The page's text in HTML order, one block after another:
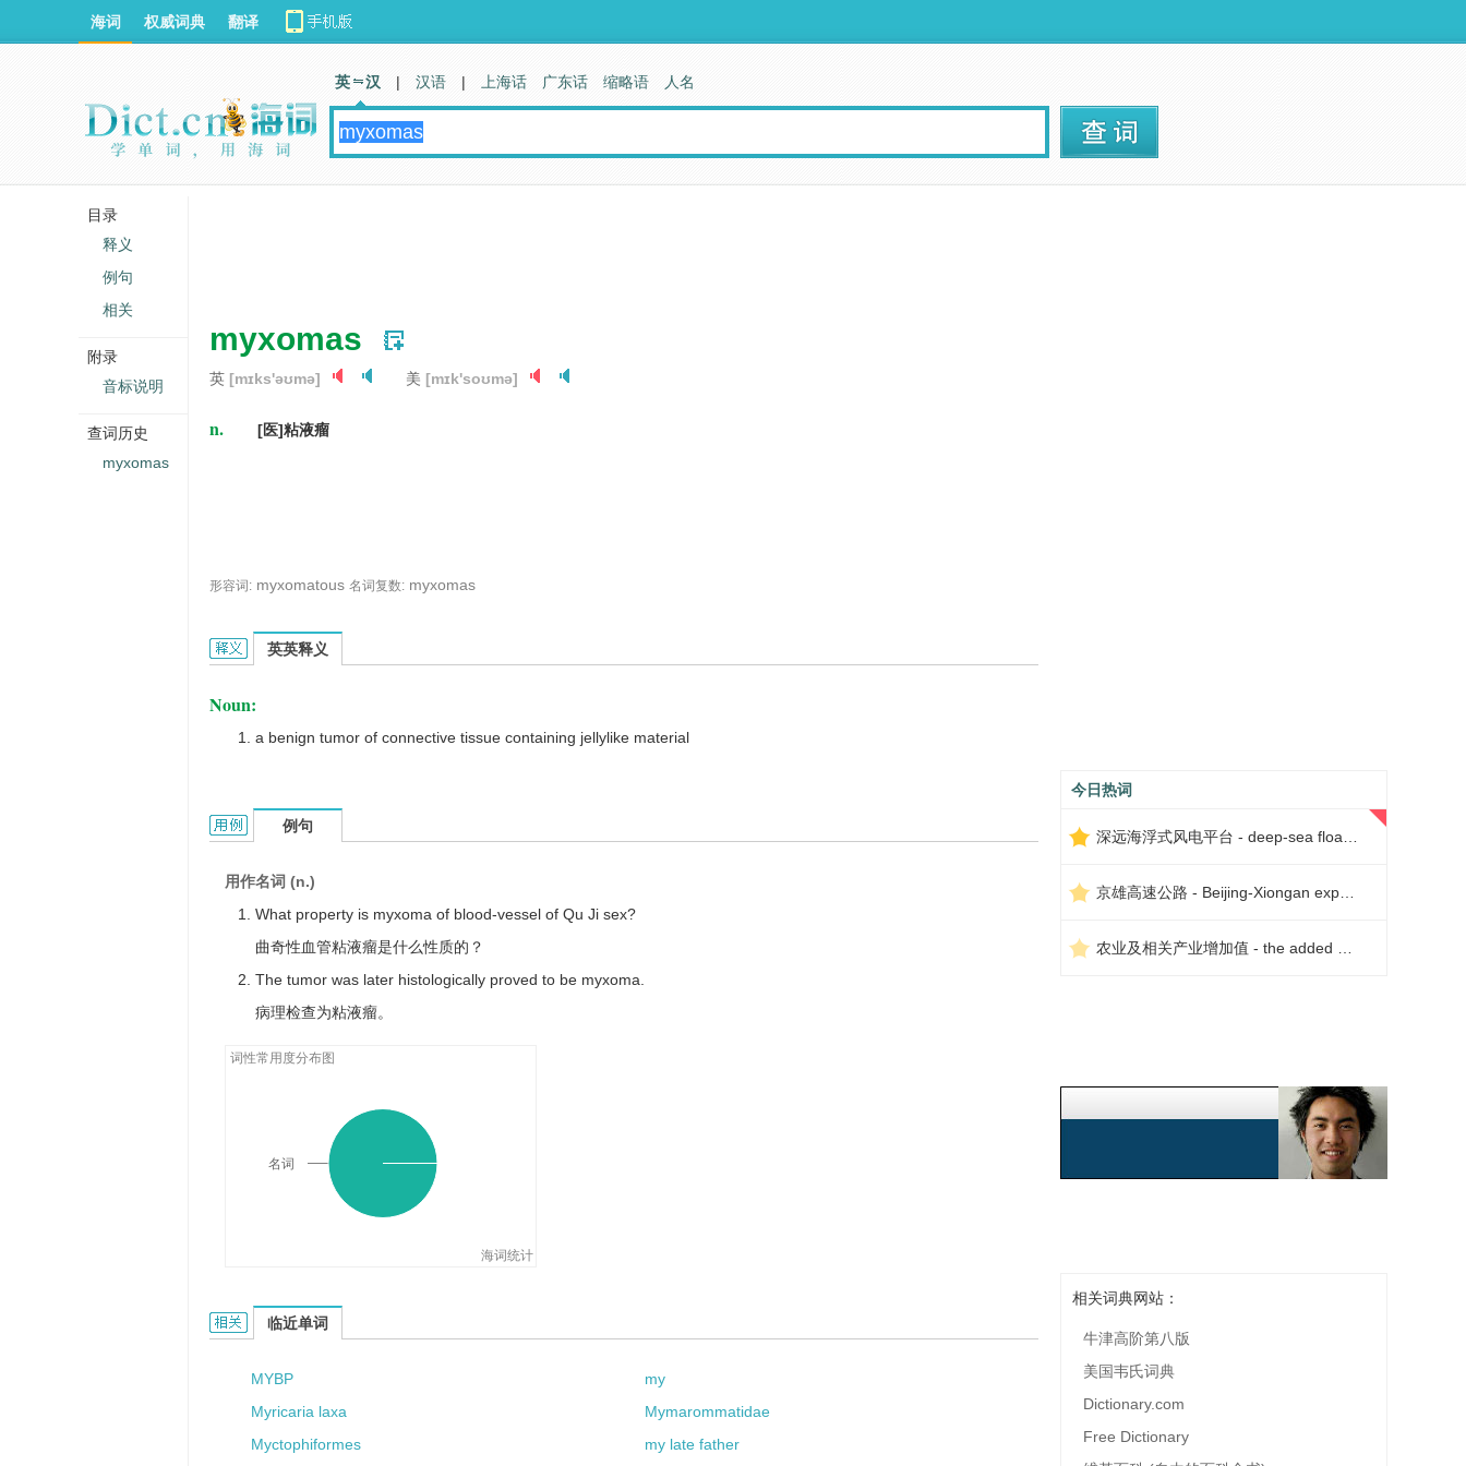
myxomas
英 [mɪks'əʊmə] 美 [mɪk'soʊmə]
n. [医]粘液瘤
形容词: myxomatous 名词复数: myxomas
myxoma的英文翻译是什么意思，词典释义与在线翻译：
英英释义
Noun:
a benign tumor of connective tissue containing jellylike material
myxoma的用法和样例：
例句
用作名词 (n.)
What property is myxoma of blood-vessel of Qu Ji sex?
曲奇性血管粘液瘤是什么性质的？
The tumor was later histologically proved to be myxoma.
病理检查为粘液瘤。
词性常用度分布图
海词统计
名词
myxoma的相关资料：
临近单词
MYBP
my
Myricaria laxa
Mymarommatidae
Myctophiformes
my late father
今日热词
相关词典网站：
牛津高阶第八版
美国韦氏词典
Dictionary.com
Free Dictionary
海词 权威词典 翻译
英 汉 | 汉语 | 上海话 广东话 缩略语 人名
目录
释义
例句
相关
附录
音标说明
查词历史
myxomas